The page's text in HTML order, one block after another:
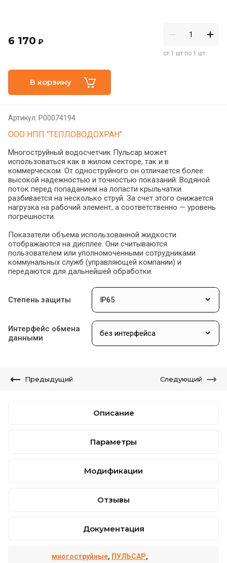
6 170 ₽
от 1 шт по 1 шт
В корзину
Артикул: Р00074194
ООО НПП "ТЕПЛОВОДОХРАН"
Многоструйный водосчетчик Пульсар может
использоваться как в жилом секторе, так и в
коммерческом. От одноструйного он отличается более
высокой надежностью и точностью показаний. Водяной
поток перед попаданием на лопасти крыльчатки
разбивается на несколько струй. За счет этого снижается
нагрузка на рабочий элемент, а соответственно — уровень
погрешности.
Показатели объема использованной жидкости
отображаются на дисплее. Они считываются
пользователем или уполномоченными сотрудниками
коммунальных служб (управляющей компании) и
передаются для дальнейшей обработки.
Степень защиты
Интерфейс обмена
данными
Предыдущий Следующий
Описание
Параметры
Модификации
Отзывы
Документация
многоструйные, ПУЛЬСАР,